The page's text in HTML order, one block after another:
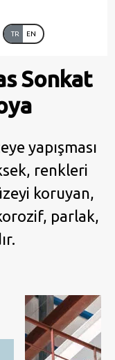
TR EN
Sonkat
yapışması
renkleri
koruyan,
parlak,